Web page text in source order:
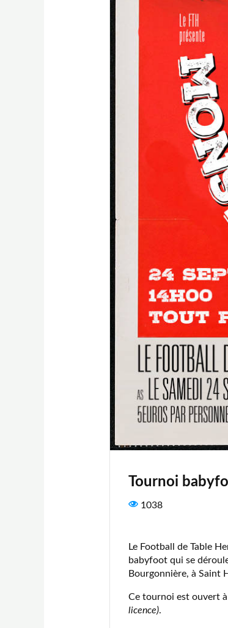
Tournoi
1038
Le Football de Table
babyfoot qui se
Bourgonnière, à Saint
Ce tournoi est ouvert
licence).